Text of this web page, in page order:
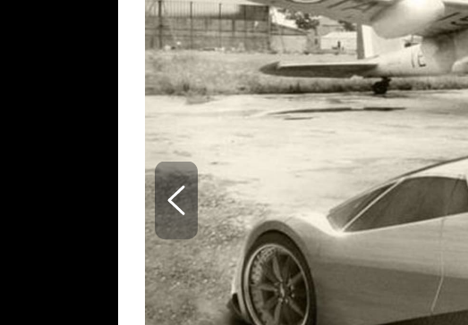
FUTURAMA
AVENGERS
RYCHLE A
ZBĚSILE 10
PREDÁTOR